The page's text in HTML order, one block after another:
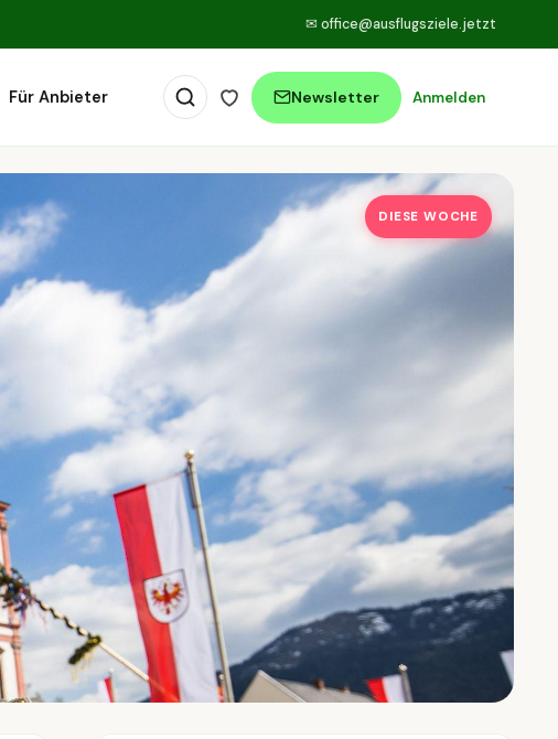
✉ office@ausflugsziele.jetzt
Für Anbieter Newsletter Anmelden
DIESE WOCHE